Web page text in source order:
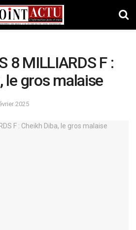
8 MILLIARDS F :
le gros malaise
2025